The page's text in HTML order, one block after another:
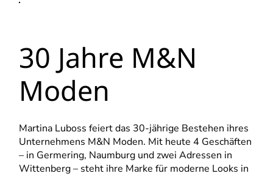
30 Jahre M&N
Moden
Martina Luboss feiert das 30-jährige Bestehen ihres
Unternehmens M&N Moden. Mit heute 4 Geschäften
– in Germering, Naumburg und zwei Adressen in
Wittenberg – steht ihre Marke für moderne Looks in